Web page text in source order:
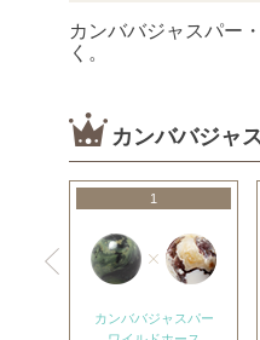
カンババジャスパー
く。
カンババジャ
1
カンババジャスパー